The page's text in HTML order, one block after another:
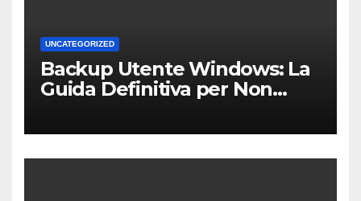
UNCATEGORIZED
Backup Utente Windows: La
Guida Definitiva per Non
Casa o dell’Ufficio